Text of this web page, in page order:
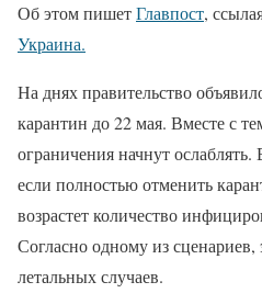
Об этом пишетГлавпост,
Украина.
На днях правительство
карантин до 22 мая. Вместе с
ограничения начнут
если полностью отменить
возрастет количество
Согласно одному из сценариев,
летальных случаев.